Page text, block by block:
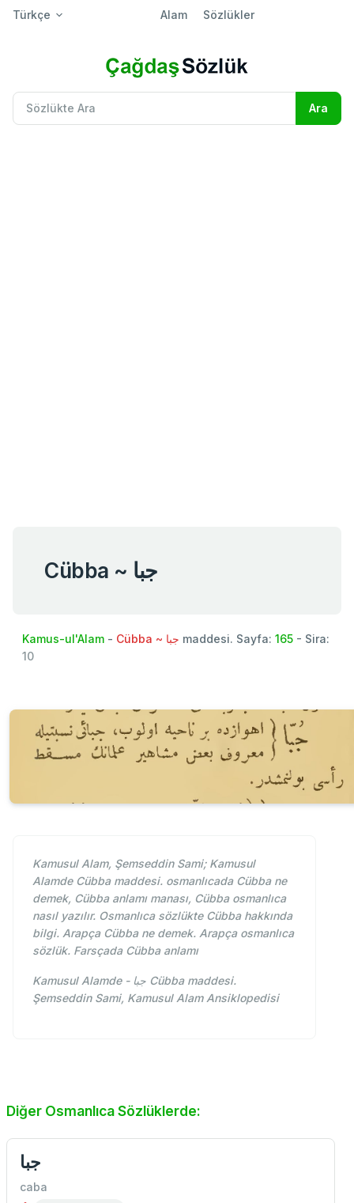
Türkçe Alam Sözlükler
Cübba ~ جبا
Kamus-ul'Alam - Cübba ~ جبا maddesi. Sayfa: 165 - Sira:
10
Kamusul Alam, Şemseddin Sami; Kamusul
Alamde Cübba maddesi. osmanlıcada Cübba ne
demek, Cübba anlamı manası, Cübba osmanlıca
nasıl yazılır. Osmanlıca sözlükte Cübba hakkında
bilgi. Arapça Cübba ne demek. Arapça osmanlıca
sözlük. Farsçada Cübba anlamı
Kamusul Alamde - جبا Cübba maddesi.
Şemseddin Sami, Kamusul Alam Ansiklopedisi
Diğer Osmanlıca Sözlüklerde:
جبا
caba